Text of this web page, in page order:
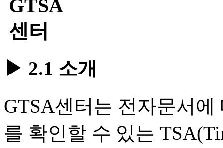
▶ 2.1 소개
GTSA센터는 전자문서
를 확인할 수 있는